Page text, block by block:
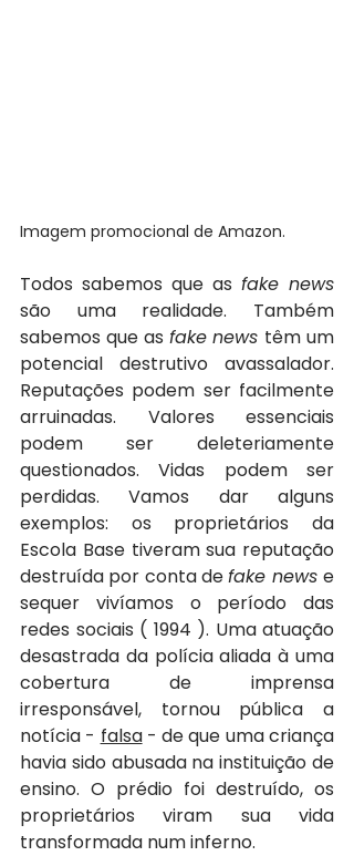
Imagem promocional de Amazon.
Todos sabemos que as
são uma realidade. Também
sabemos que as fake news têm um
potencial destrutivo avassalador.
Reputações podem ser facilmente
arruinadas. Valores essenciais
podem ser deleteriamente
questionados. Vidas podem ser
perdidas. Vamos dar alguns
exemplos: os proprietários da
Escola Base tiveram sua reputação
destruída por conta de fake news e
sequer vivíamos o período das
redes sociais ( 1994 ). Uma atuação
desastrada da polícia aliada à uma
cobertura de imprensa
irresponsável, tornou pública a
notícia - falsa - de que uma criança
havia sido abusada na instituição de
ensino. O prédio foi destruído, os
proprietários viram sua vida
transformada num inferno.